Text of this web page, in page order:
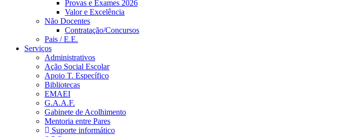
Provas e Exames 2026
Valor e Excelência
Não Docentes
Contratação/Concursos
Pais / E.E.
Serviços
Administrativos
Ação Social Escolar
Apoio T. Específico
Bibliotecas
EMAEI
G.A.A.F.
Gabinete de Acolhimento
Mentoria entre Pares
Suporte informático